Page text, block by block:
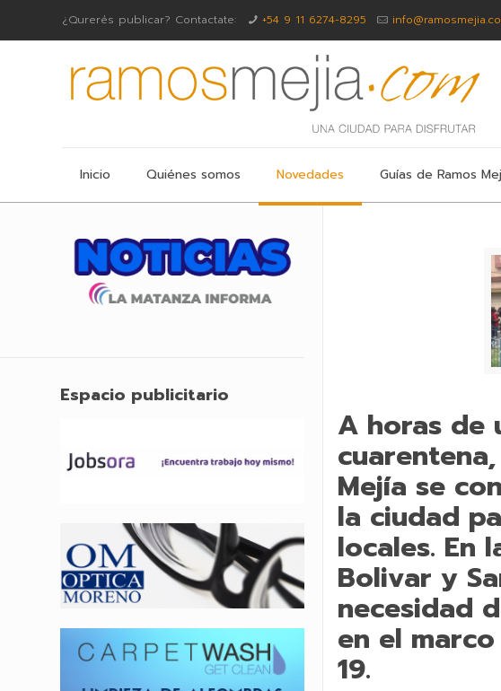
¿Qurerés publicar? Contactate: +54 9 11 6274-8295
Inicio Quiénes somos Novedades Guías de Ramos
A horas de
Mejía se
la ciudad
locales. En
Bolivar y
necesidad
en el
19.
Espacio publicitario